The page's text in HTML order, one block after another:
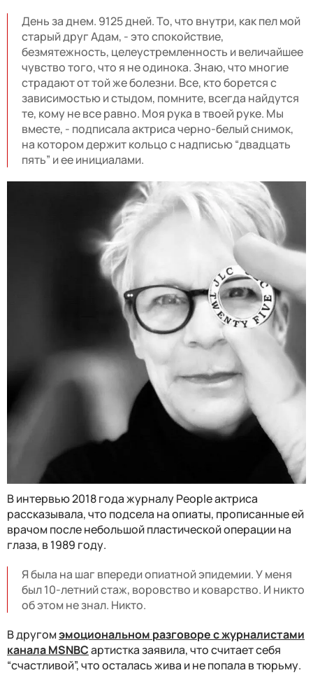
День за днем. 9125 дней. То, что внутри, как пел мой
старый друг Адам, - это спокойствие,
безмятежность, целеустремленность и величайшее
чувство того, что я не одинока. Знаю, что многие
страдают от той же болезни. Все, кто борется с
зависимостью и стыдом, помните, всегда найдутся
те, кому не все равно. Моя рука в твоей руке. Мы
вместе, - подписала актриса черно-белый снимок,
на котором держит кольцо с надписью “двадцать
пять” и ее инициалами.
В интервью 2018 года журналу People актриса
рассказывала, что подсела на опиаты, прописанные ей
врачом после небольшой пластической операции на
глаза, в 1989 году.
Я была на шаг впереди опиатной эпидемии. У меня
был 10-летний стаж, воровство и коварство. И никто
об этом не знал. Никто.
В другомэмоциональном разговоре с журналистами
канала MSNBCартистка заявила, что считает себя
“счастливой”, что осталась жива и не попала в тюрьму.